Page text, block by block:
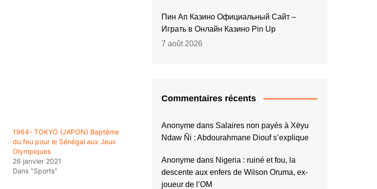
1964- TOKYO (JAPON) Baptême
du feu pour le Sénégal aux Jeux
Olympiques
26 janvier 2021
Dans "Sports"
Пин Ап Казино Официальный Сайт –
Играть в Онлайн Казино Pin Up
7 août 2026
Commentaires récents
Anonyme dans Salaires non payés à Xëyu
Ndaw Ñi : Abdourahmane Diouf s’explique
Anonyme dans Nigeria : ruiné et fou, la
descente aux enfers de Wilson Oruma, ex-
joueur de l’OM